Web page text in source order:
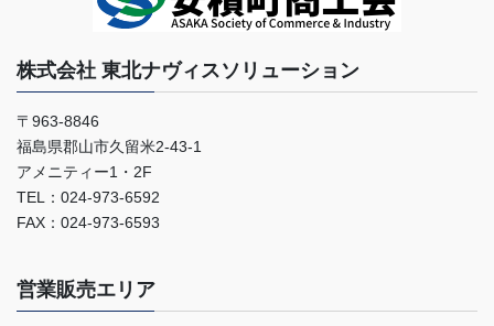
株式会社 東北ナヴィスソリューション
〒963-8846
福島県郡山市久留米2-43-1
アメニティー1・2F
TEL：024-973-6592
FAX：024-973-6593
営業販売エリア